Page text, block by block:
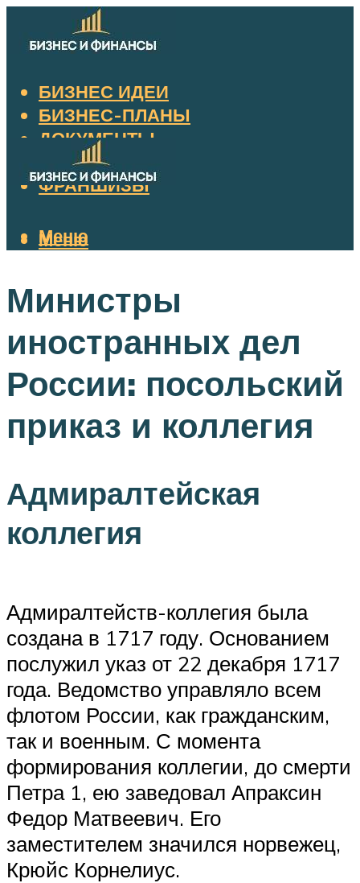
БИЗНЕС ИДЕИ
БИЗНЕС-ПЛАНЫ
ДОКУМЕНТЫ
НАЛОГИ
ФРАНШИЗЫ
Меню
Меню
Министры
иностранных дел
России: посольский
приказ и коллегия
Адмиралтейская
коллегия
Адмиралтейств-коллегия была
создана в 1717 году. Основанием
послужил указ от 22 декабря 1717
года. Ведомство управляло всем
флотом России, как гражданским,
так и военным. С момента
формирования коллегии, до смерти
Петра 1, ею заведовал Апраксин
Федор Матвеевич. Его
заместителем значился норвежец,
Крюйс Корнелиус.